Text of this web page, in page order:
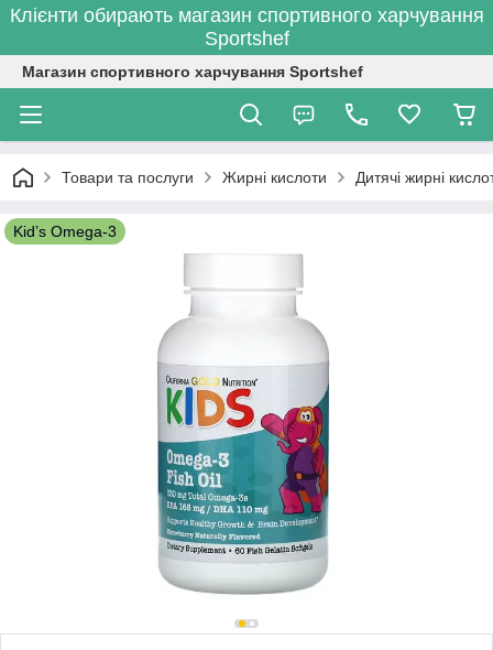
Клієнти обирають магазин спортивного харчування
Sportshef
Магазин спортивного харчування Sportshef
Товари та послуги Жирні кислоти Дитячі жирні
Kid’s Omega-3